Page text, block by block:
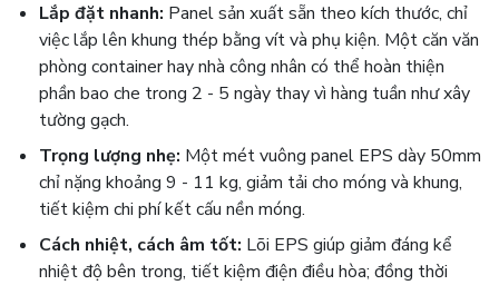
Lắp đặt nhanh: Panel sản xuất sẵn theo kích thước, chỉ
việc lắp lên khung thép bằng vít và phụ kiện. Một căn văn
phòng container hay nhà công nhân có thể hoàn thiện
phần bao che trong 2 - 5 ngày thay vì hàng tuần như xây
tường gạch.
Trọng lượng nhẹ: Một mét vuông panel EPS dày 50mm
chỉ nặng khoảng 9 - 11 kg, giảm tải cho móng và khung,
tiết kiệm chi phí kết cấu nền móng.
Cách nhiệt, cách âm tốt: Lõi EPS giúp giảm đáng kể
nhiệt độ bên trong, tiết kiệm điện điều hòa; đồng thời